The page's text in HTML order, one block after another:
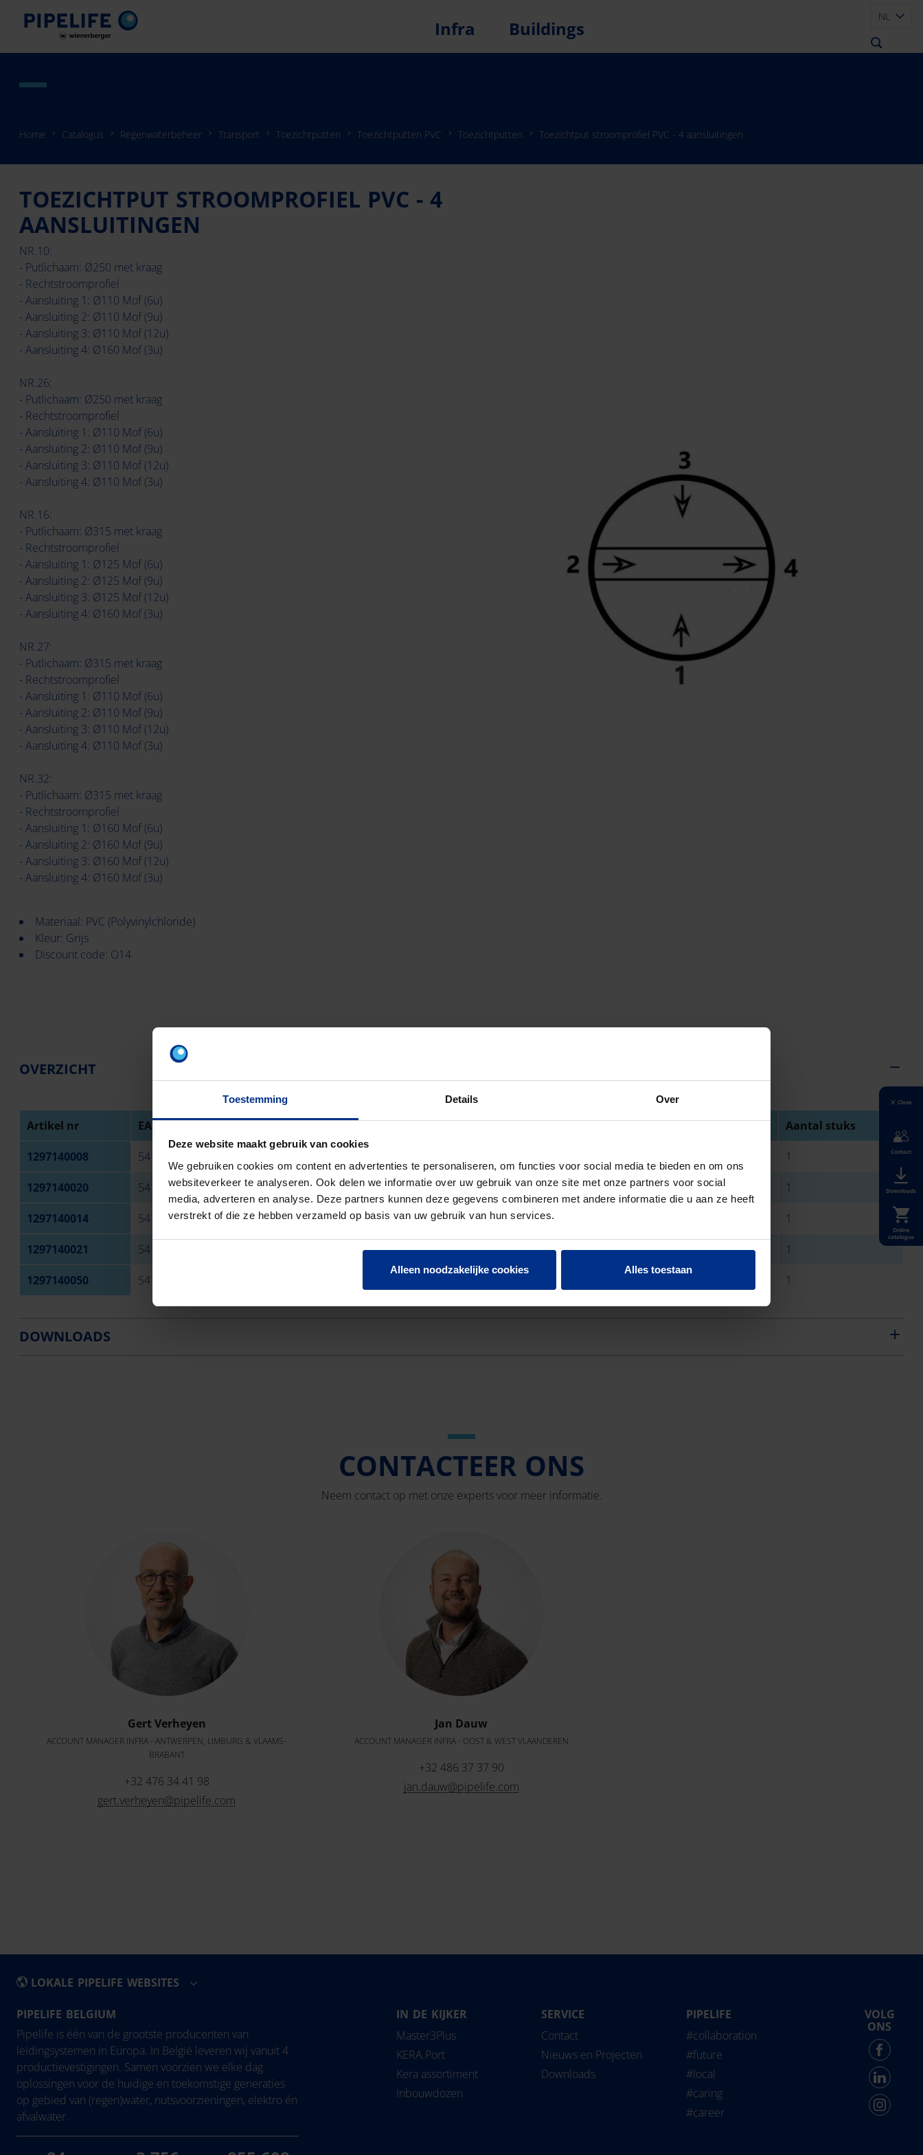
Toestemming Details Over
Deze website maakt gebruik van cookies
We gebruiken cookies om content en advertenties te personaliseren, om functies voor social media te bieden en om ons
websiteverkeer te analyseren. Ook delen we informatie over uw gebruik van onze site met onze partners voor social
media, adverteren en analyse. Deze partners kunnen deze gegevens combineren met andere informatie die u aan ze heeft
verstrekt of die ze hebben verzameld op basis van uw gebruik van hun services.
Alleen noodzakelijke cookies Alles toestaan
Infra Buildings
NL
Home Catalogus Regenwaterbeheer Transport Toezichtputten Toezichtputten PVC Toezichtputten Toezichtput stroomprofiel PVC - 4 aansluitingen
TOEZICHTPUT STROOMPROFIEL PVC - 4
AANSLUITINGEN
NR.10:
- Putlichaam: Ø250 met kraag
- Rechtstroomprofiel
- Aansluiting 1: Ø110 Mof (6u)
- Aansluiting 2: Ø110 Mof (9u)
- Aansluiting 3: Ø110 Mof (12u)
- Aansluiting 4: Ø160 Mof (3u)
NR.26:
- Putlichaam: Ø250 met kraag
- Rechtstroomprofiel
- Aansluiting 1: Ø110 Mof (6u)
- Aansluiting 2: Ø110 Mof (9u)
- Aansluiting 3: Ø110 Mof (12u)
- Aansluiting 4: Ø110 Mof (3u)
NR.16:
- Putlichaam: Ø315 met kraag
- Rechtstroomprofiel
- Aansluiting 1: Ø125 Mof (6u)
- Aansluiting 2: Ø125 Mof (9u)
- Aansluiting 3: Ø125 Mof (12u)
- Aansluiting 4: Ø160 Mof (3u)
NR.27:
- Putlichaam: Ø315 met kraag
- Rechtstroomprofiel
- Aansluiting 1: Ø110 Mof (6u)
- Aansluiting 2: Ø110 Mof (9u)
- Aansluiting 3: Ø110 Mof (12u)
- Aansluiting 4: Ø110 Mof (3u)
NR.32:
- Putlichaam: Ø315 met kraag
- Rechtstroomprofiel
- Aansluiting 1: Ø160 Mof (6u)
- Aansluiting 2: Ø160 Mof (9u)
- Aansluiting 3: Ø160 Mof (12u)
- Aansluiting 4: Ø160 Mof (3u)
Materiaal: PVC (Polyvinylchloride)
Kleur: Grijs
Discount code: O14
OVERZICHT
Artikel nr EAN Omschrijving Diameter Hoogte Aantal stuks
1297140008 5414337024694 1
1297140020 5414337096073 PVC PUT NR26 TOEZICHT 250 4x110 250 mm 500 mm 1
1297140014 5414337024755 PVC PUT NR16 TOEZICHT 315 3x125 1x160 1
1297140021 5414337096080 PVC PUT NR27 TOEZICHT 315 4x110 315 mm 500 mm 1
1297140050 5414337101210 1
DOWNLOADS
CONTACTEER ONS
Neem contact op met onze experts voor meer informatie.
Gert Verheyen
ACCOUNT MANAGER INFRA - ANTWERPEN, LIMBURG & VLAAMS-
BRABANT
+32 476 34 41 98
gert.verheyen@pipelife.com
Jan Dauw
ACCOUNT MANAGER INFRA - OOST & WEST VLAANDEREN
+32 486 37 37 90
jan.dauw@pipelife.com
Close
Contact
Downloads
Online
catalogus
LOKALE PIPELIFE WEBSITES
België - Nederlands
Belgique - Français
Bosna i Hercegovina
България
Česká Republika
Danmark
Hrvatska
Ireland
Latvija
Srbija
Suomi
SoluForce - English
PIPELIFE BELGIUM
Pipelife is één van de grootste producenten van
leidingsystemen in Europa. In België leveren wij vanuit 4
productievestigingen. Samen voorzien we elke dag
oplossingen voor de huidige en toekomstige generaties
op gebied van (regen)water, nutsvoorzieningen, elektro én
afvalwater.
IN DE KIJKER
Master3Plus
KERA.Port
Kera assortiment
Inbouwdozen
SERVICE
Contact
Nieuws en Projecten
Downloads
PIPELIFE
#collaboration
#future
#local
#caring
#career
VOLG
ONS